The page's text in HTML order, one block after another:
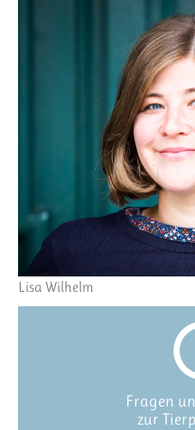
Lisa Wilhelm
Fragen
zur